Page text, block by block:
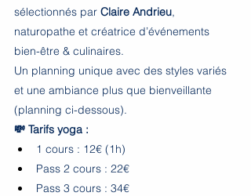
sélectionnés par Claire Andrieu,
naturopathe et créatrice d’événements
bien-être & culinaires.
Un planning unique avec des styles variés
et une ambiance plus que bienveillante
(planning ci-dessous).
💸 Tarifs yoga :
1 cours : 12€ (1h)
Pass 2 cours : 22€
Pass 3 cours : 34€